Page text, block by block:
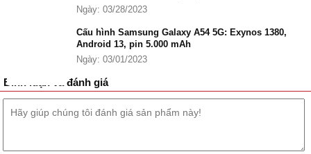
Ngày: 03/28/2023
Cấu hình Samsung Galaxy A54 5G: Exynos 1380,
Android 13, pin 5.000 mAh
Ngày: 03/01/2023
Bình luận và đánh giá